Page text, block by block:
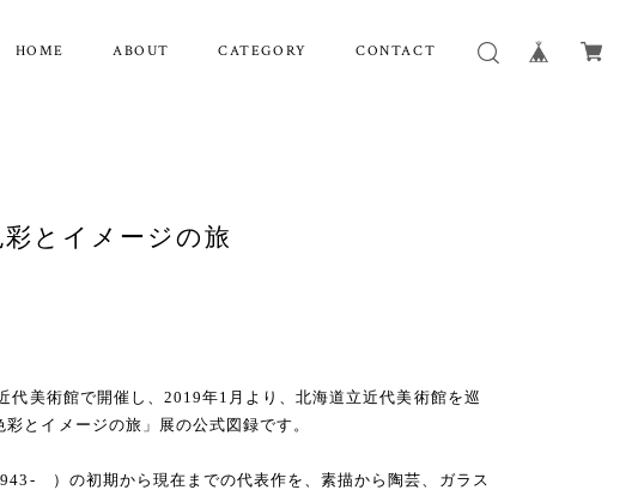
HOME ABOUT CATEGORY CONTACT
とイメージの旅
美術館で開催し、2019年1月より、北海道立近代美術館を巡
とイメージの旅」展の公式図録です。
）の初期から現在までの代表作を、素描から陶芸、ガラス